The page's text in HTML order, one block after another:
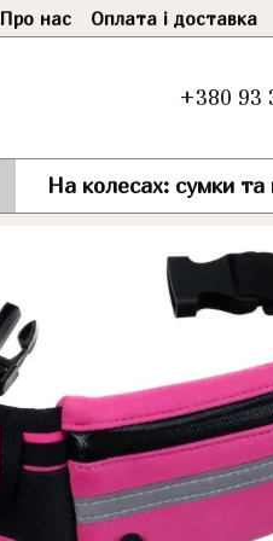
Про нас Оплата і доставка
+380 93
На колесах: сумки та